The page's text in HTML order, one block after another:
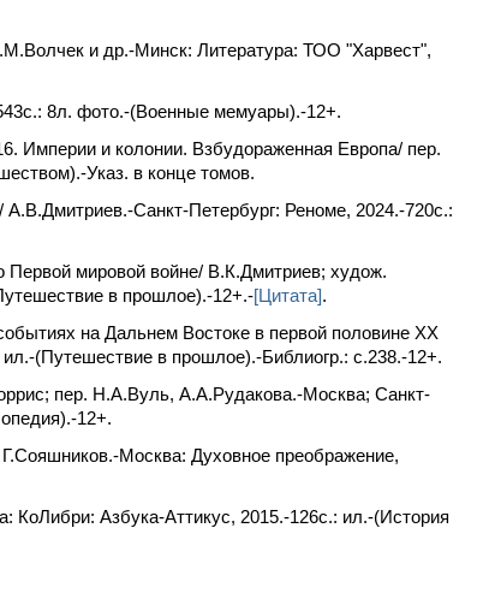
и др.-Минск: Литература: ТОО "Харвест",
8л. фото.-(Военные мемуары).-12+.
Империи и колонии. Взбудораженная Европа/ пер.
Указ. в конце томов.
Санкт-Петербург: Реноме, 2024.-720c.:
мировой войне/ В.К.Дмитриев; худож.
в прошлое).-12+.-[Цитата].
на Дальнем Востоке в первой половине ХХ
(Путешествие в прошлое).-Библиогр.: с.238.-12+.
пер. Н.А.Вуль, А.А.Рудакова.-Москва; Санкт-
12+.
Москва: Духовное преображение,
КоЛибри: Азбука-Аттикус, 2015.-126c.: ил.-(История